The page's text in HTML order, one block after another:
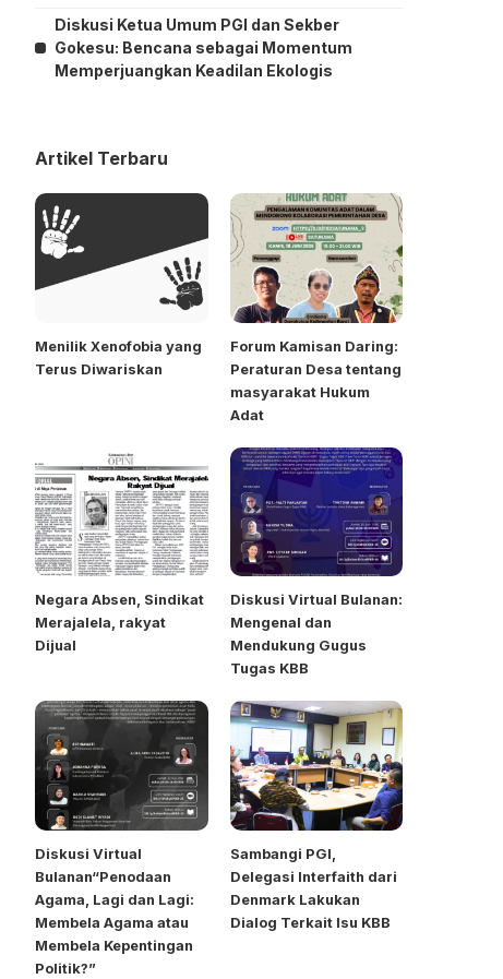
Diskusi Ketua Umum PGI dan Sekber
Gokesu: Bencana sebagai Momentum
Memperjuangkan Keadilan Ekologis
Artikel Terbaru
Menilik Xenofobia yang
Terus Diwariskan
Forum Kamisan Daring:
Peraturan Desa tentang
masyarakat Hukum
Adat
Negara Absen, Sindikat
Merajalela, rakyat
Dijual
Diskusi Virtual Bulanan:
Mengenal dan
Mendukung Gugus
Tugas KBB
Diskusi Virtual
Bulanan“Penodaan
Agama, Lagi dan Lagi:
Membela Agama atau
Membela Kepentingan
Politik?”
Sambangi PGI,
Delegasi Interfaith dari
Denmark Lakukan
Dialog Terkait Isu KBB